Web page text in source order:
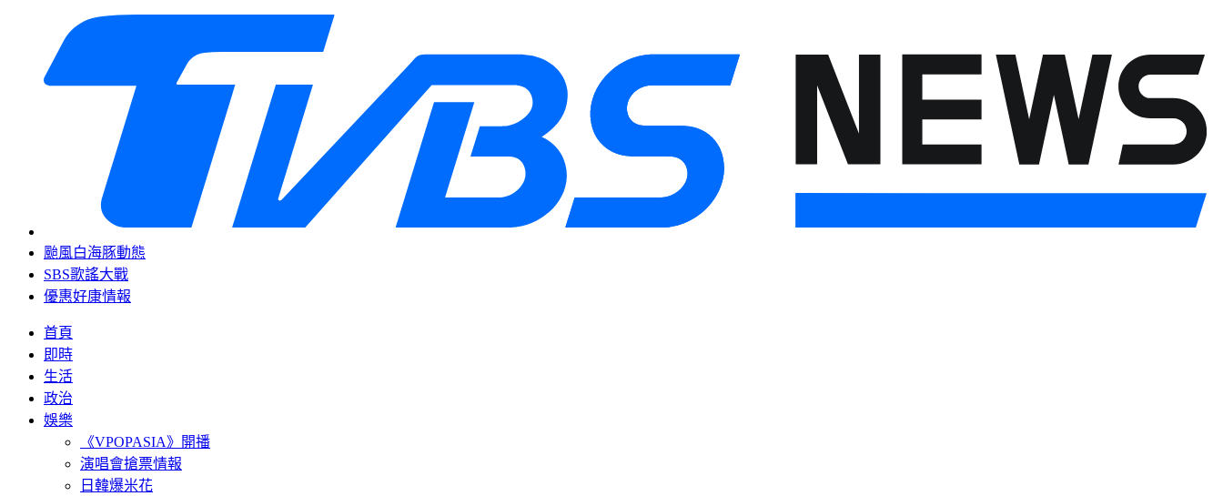
颱風白海豚動態
SBS歌謠大戰
優惠好康情報
首頁
即時
生活
政治
娛樂
《VPOPASIA》開播
演唱會搶票情報
日韓爆米花